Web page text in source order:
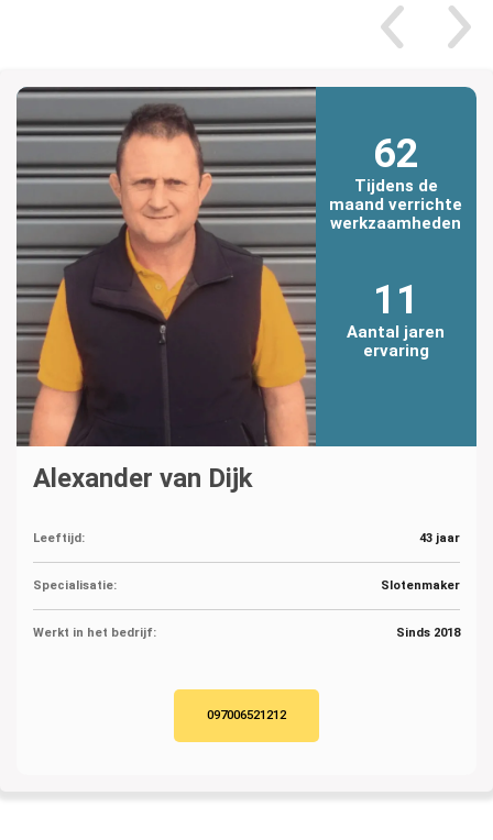
62
Tijdens de
maand verrichte
werkzaamheden
11
Aantal jaren
ervaring
Alexander van Dijk
Leeftijd: 43 jaar
Specialisatie: Slotenmaker
Werkt in het bedrijf: Sinds 2018
097006521212